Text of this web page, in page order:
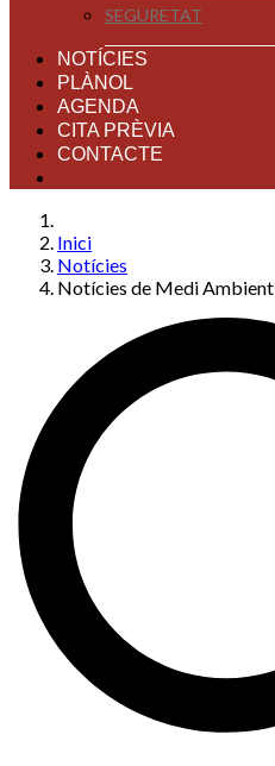
SEGURETAT
NOTÍCIES
PLÀNOL
AGENDA
CITA PRÈVIA
CONTACTE
Inici
Notícies
Notícies de Medi Ambient